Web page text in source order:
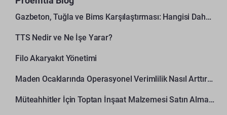
Gazbeton, Tuğla ve Bims Karşılaştırması: Hangisi Daha Avantajlı?
TTS Nedir ve Ne İşe Yarar?
Filo Akaryakıt Yönetimi
Maden Ocaklarında Operasyonel Verimlilik Nasıl Arttırılır?
Müteahhitler İçin Toptan İnşaat Malzemesi Satın Alma Rehberi